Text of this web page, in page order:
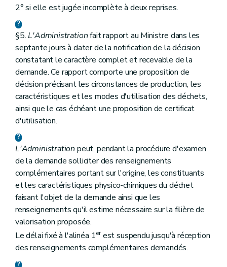
2° si elle est jugée incomplète à deux reprises.
§5.L'Administrationfait rapport au Ministre dans les
septante jours à dater de la notification de la décision
constatant le caractère complet et recevable de la
demande. Ce rapport comporte une proposition de
décision précisant les circonstances de production, les
caractéristiques et les modes d'utilisation des déchets,
ainsi que le cas échéant une proposition de certificat
d'utilisation.
L'Administration peut, pendant la procédure d'examen
de la demande solliciter des renseignements
complémentaires portant sur l'origine, les constituants
et les caractéristiques physico-chimiques du déchet
faisant l'objet de la demande ainsi que les
renseignements qu'il estime nécessaire sur la filière de
valorisation proposée.
Le délai fixé à l'alinéa 1erest suspendu jusqu'à réception
des renseignements complémentaires demandés.